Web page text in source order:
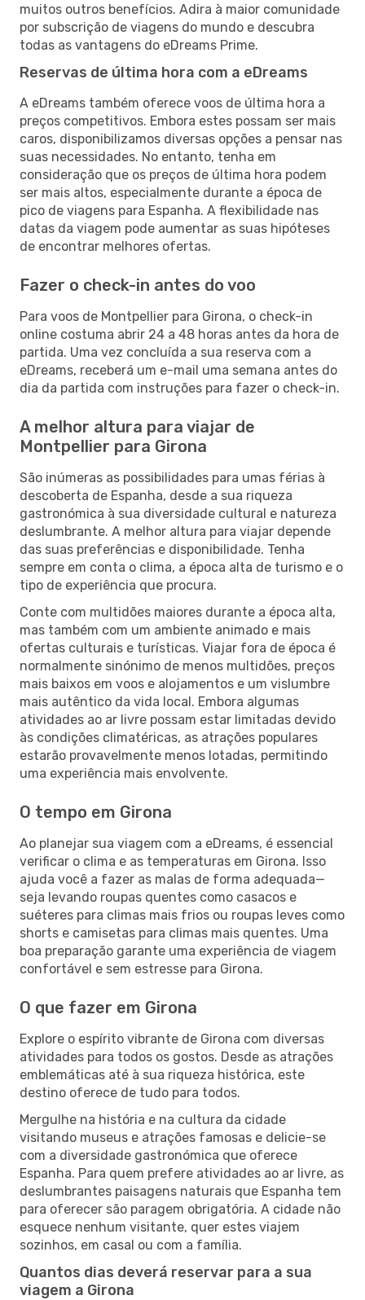
muitos outros benefícios. Adira à maior comunidade
por subscrição de viagens do mundo e descubra
todas as vantagens do eDreams Prime.
Reservas de última hora com a eDreams
A eDreams também oferece voos de última hora a
preços competitivos. Embora estes possam ser mais
caros, disponibilizamos diversas opções a pensar nas
suas necessidades. No entanto, tenha em
consideração que os preços de última hora podem
ser mais altos, especialmente durante a época de
pico de viagens para Espanha. A flexibilidade nas
datas da viagem pode aumentar as suas hipóteses
de encontrar melhores ofertas.
Fazer o check-in antes do voo
Para voos de Montpellier para Girona, o check-in
online costuma abrir 24 a 48 horas antes da hora de
partida. Uma vez concluída a sua reserva com a
eDreams, receberá um e-mail uma semana antes do
dia da partida com instruções para fazer o check-in.
A melhor altura para viajar de
Montpellier para Girona
São inúmeras as possibilidades para umas férias à
descoberta de Espanha, desde a sua riqueza
gastronómica à sua diversidade cultural e natureza
deslumbrante. A melhor altura para viajar depende
das suas preferências e disponibilidade. Tenha
sempre em conta o clima, a época alta de turismo e o
tipo de experiência que procura.
Conte com multidões maiores durante a época alta,
mas também com um ambiente animado e mais
ofertas culturais e turísticas. Viajar fora de época é
normalmente sinónimo de menos multidões, preços
mais baixos em voos e alojamentos e um vislumbre
mais autêntico da vida local. Embora algumas
atividades ao ar livre possam estar limitadas devido
às condições climatéricas, as atrações populares
estarão provavelmente menos lotadas, permitindo
uma experiência mais envolvente.
O tempo em Girona
Ao planejar sua viagem com a eDreams, é essencial
verificar o clima e as temperaturas em Girona. Isso
ajuda você a fazer as malas de forma adequada—
seja levando roupas quentes como casacos e
suéteres para climas mais frios ou roupas leves como
shorts e camisetas para climas mais quentes. Uma
boa preparação garante uma experiência de viagem
confortável e sem estresse para Girona.
O que fazer em Girona
Explore o espírito vibrante de Girona com diversas
atividades para todos os gostos. Desde as atrações
emblemáticas até à sua riqueza histórica, este
destino oferece de tudo para todos.
Mergulhe na história e na cultura da cidade
visitando museus e atrações famosas e delicie-se
com a diversidade gastronómica que oferece
Espanha. Para quem prefere atividades ao ar livre, as
deslumbrantes paisagens naturais que Espanha tem
para oferecer são paragem obrigatória. A cidade não
esquece nenhum visitante, quer estes viajem
sozinhos, em casal ou com a família.
Quantos dias deverá reservar para a sua
viagem a Girona